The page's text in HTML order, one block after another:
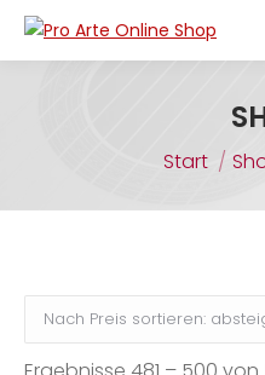
springen
Sie
Start